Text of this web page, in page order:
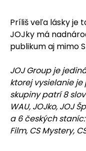
Príliš veľa lásky je
JOJky má
publikum aj mimo
JOJ Group je
ktorej vysielanie je
skupiny patrí 8
WAU, JOJko, JOJ
a 6 českých staníc:
Film, CS Mystery,